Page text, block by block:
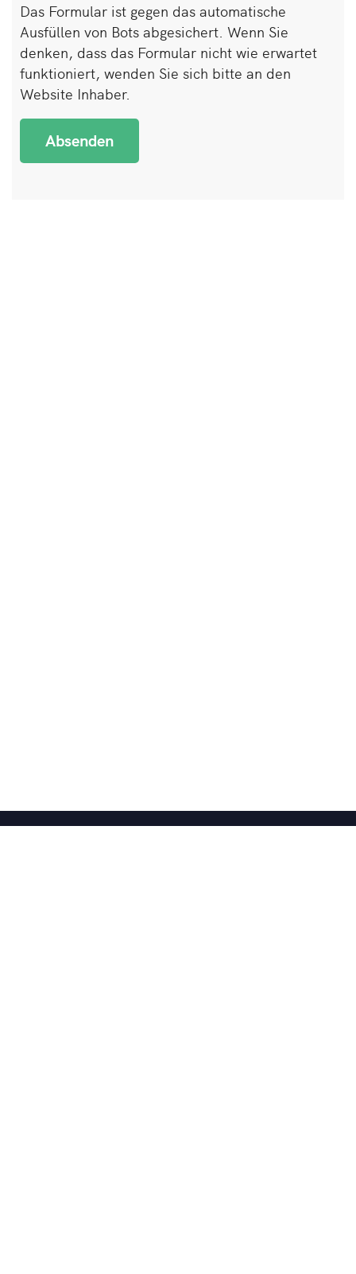
Das Formular ist gegen das automatische
Ausfüllen von Bots abgesichert. Wenn Sie
denken, dass das Formular nicht wie erwartet
funktioniert, wenden Sie sich bitte an den
Website Inhaber.
Absenden